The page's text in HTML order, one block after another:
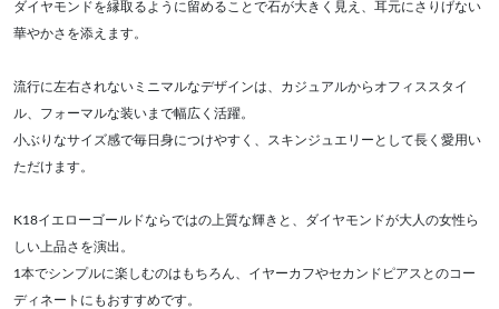
ダイヤモンドを縁取るように留めることで石が大きく見え、耳元にさりげない
華やかさを添えます。
流行に左右されないミニマルなデザインは、カジュアルからオフィススタイ
ル、フォーマルな装いまで幅広く活躍。
小ぶりなサイズ感で毎日身につけやすく、スキンジュエリーとして長く愛用い
ただけます。
K18イエローゴールドならではの上質な輝きと、ダイヤモンドが大人の女性ら
しい上品さを演出。
1本でシンプルに楽しむのはもちろん、イヤーカフやセカンドピアスとのコー
ディネートにもおすすめです。